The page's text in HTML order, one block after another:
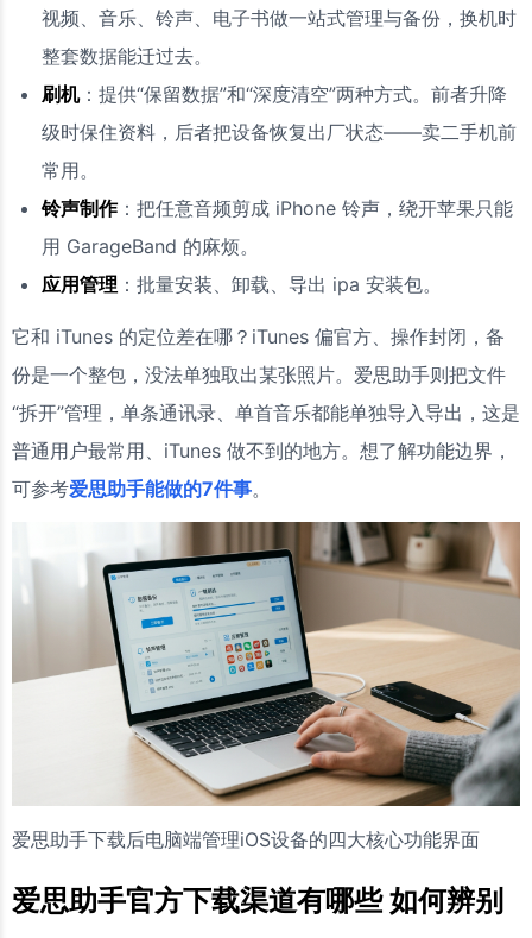
视频、音乐、铃声、电子书做一站式管理与备份，换机时
整套数据能迁过去。
刷机：提供“保留数据”和“深度清空”两种方式。前者升降
级时保住资料，后者把设备恢复出厂状态——卖二手机前
常用。
铃声制作：把任意音频剪成 iPhone 铃声，绕开苹果只能
用 GarageBand 的麻烦。
应用管理 ：批量安装、卸载、导出 ipa 安装包。
它和 iTunes 的定位差在哪？iTunes 偏官方、操作封闭，备
份是一个整包，没法单独取出某张照片。爱思助手则把文件
“拆开”管理，单条通讯录、单首音乐都能单独导入导出，这是
普通用户最常用、iTunes 做不到的地方。想了解功能边界，
可参考爱思助手能做的7件事。
爱思助手下载后电脑端管理iOS设备的四大核心功能界面
爱思助手官方下载渠道有哪些 如何辨别